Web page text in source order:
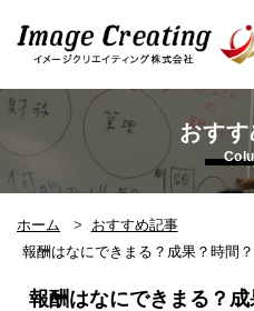
社
おす
ホーム
おすすめ記事
報酬はなにできまる？成果？時間
報酬はなにできまる？